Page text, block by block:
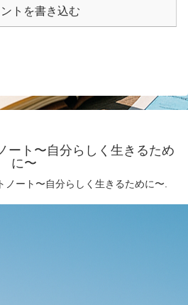
トを書き込む
ート〜自分らしく生きるため
に〜
ート〜自分らしく生きるために〜.